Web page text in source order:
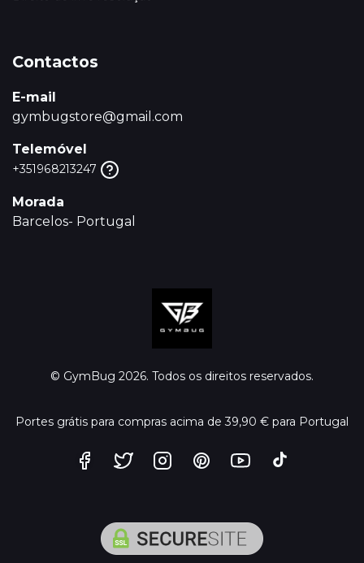
© GymBug 2026. Todos os direitos reservados.
Portes grátis para compras acima de 39,90 € para Portugal
Contactos
E-mail
gymbugstore@gmail.com
Telemóvel
+351968213247
Morada
Barcelos- Portugal